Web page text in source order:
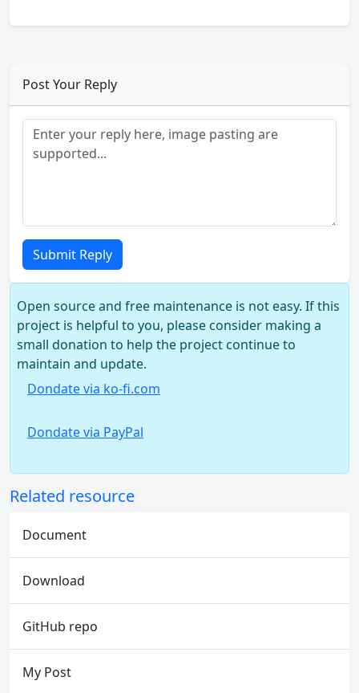
Post Your Reply
Submit Reply
Open source and free maintenance is not easy. If this
project is helpful to you, please consider making a
small donation to help the project continue to
maintain and update.
Dondate via ko-fi.com
Dondate via PayPal
Related resource
Document
Download
GitHub repo
My Post